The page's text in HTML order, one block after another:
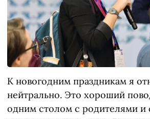
К новогодним праздникам я
нейтрально. Это хороший
одним столом с родителями и